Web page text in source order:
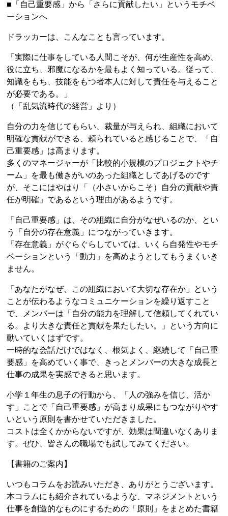
■「自己重要感」から「さらに貢献したい」というモチベ
ーションへ
ドラッカーは、こんなことも言っています。
「実際に仕事をしている人間こそが、何が生産性を高め、
役に立ち、邪魔になるかを最もよく知っている。従って、
知識をもち、技能をもつ者本人に対して責任を与えること
が必要である。」
（「乱気流時代の経営」より）
自分の力を信じてもらい、裁量が与えられ、組織において
明確な貢献ができる、頼られていると感じることで、「自
己重要感」は高まります。
多くのマネージャーが「比較的小規模のプロジェクトやチ
ーム」を最も働きがいのあった組織としてあげるのです
が、そこにはやはり「（小さいからこそ）自分の貢献や責
任が明確」であるという理由があるようです。
「自己重要感」は、その組織に自分がなぜいるのか、とい
う「自分の存在意義」につながっていきます。
「存在意義」がぐらぐらしていては、いくら自発性やモチ
ベーションという「動力」を高めようとしてもうまくいき
ません。
「あなたがなぜ、この組織において大切な存在か」という
ことが伝わるようなコミュニケーションを繰り返すこと
で、メンバーは「自分の能力を理解して信頼してくれてい
る。より大きな責任と貢献を果たしたい。」という方向に
動いていくはずです。
一時的な会話だけではなく、根気よく、継続して「自己重
要感」を高めていく事で、きっとメンバーの大きな成長と
仕事の成果を実感できると思います。
小学１年生の息子の行動から、「人の強みを信じ、活か
す」ことで「自己重要感」が高まり成果にもつながりやす
いという原則を書かせていただきました。
コストは全くかからないですが、効果は間違いなくありま
す。ぜひ、皆さんの職場でも試してみてください。
【書籍のご案内】
いつもコラムをお読みいただき、ありがとうございます。
本コラムにも紹介されているような、マネジメントという
仕事を創造的なものにするための「原則」をまとめた書籍